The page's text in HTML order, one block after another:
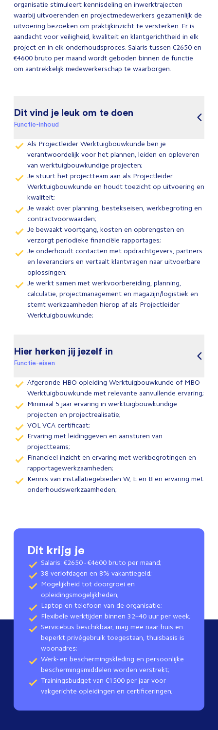
organisatie stimuleert kennisdeling en inwerktrajecten
waarbij uitvoerenden en projectmedewerkers gezamenlijk de
uitvoering bezoeken om praktijkinzicht te versterken. Er is
aandacht voor veiligheid, kwaliteit en klantgerichtheid in elk
project en in elk onderhoudsproces. Salaris tussen €2650 en
€4600 bruto per maand wordt geboden binnen de functie
om aantrekkelijk medewerkerschap te waarborgen.
Dit vind je leuk om te doen
Functie-inhoud
Als Projectleider Werktuigbouwkunde ben je
verantwoordelijk voor het plannen, leiden en opleveren
van werktuigbouwkundige projecten;
Je stuurt het projectteam aan als Projectleider
Werktuigbouwkunde en houdt toezicht op uitvoering en
kwaliteit;
Je waakt over planning, bestekseisen, werkbegroting en
contractvoorwaarden;
Je bewaakt voortgang, kosten en opbrengsten en
verzorgt periodieke financiële rapportages;
Je onderhoudt contacten met opdrachtgevers, partners
en leveranciers en vertaalt klantvragen naar uitvoerbare
oplossingen;
Je werkt samen met werkvoorbereiding, planning,
calculatie, projectmanagement en magazijn/logistiek en
stemt werkzaamheden hierop af als Projectleider
Werktuigbouwkunde;
Hier herken jij jezelf in
Functie-eisen
Afgeronde HBO-opleiding Werktuigbouwkunde of MBO
Werktuigbouwkunde met relevante aanvullende ervaring;
Minimaal 5 jaar ervaring in werktuigbouwkundige
projecten en projectrealisatie;
VOL VCA certificaat;
Ervaring met leidinggeven en aansturen van
projectteams;
Financieel inzicht en ervaring met werkbegrotingen en
rapportagewerkzaamheden;
Kennis van installatiegebieden W, E en B en ervaring met
onderhoudswerkzaamheden;
Dit krijg je
Salaris: €2650 - €4600 bruto per maand;
38 verlofdagen en 8% vakantiegeld;
Mogelijkheid tot doorgroei en
opleidingsmogelijkheden;
Laptop en telefoon van de organisatie;
Flexibele werktijden binnen 32–40 uur per week;
Servicebus beschikbaar, mag mee naar huis en
beperkt privégebruik toegestaan, thuisbasis is
woonadres;
Werk- en beschermingskleding en persoonlijke
beschermingsmiddelen worden verstrekt;
Trainingsbudget van €1500 per jaar voor
vakgerichte opleidingen en certificeringen;